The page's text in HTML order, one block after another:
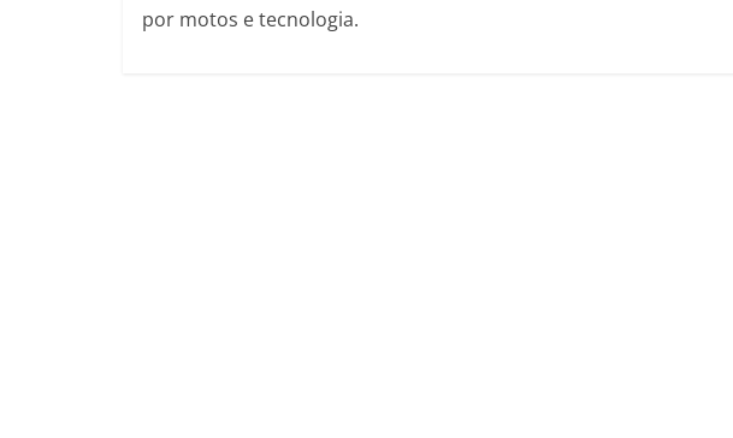
por motos e tecnologia.